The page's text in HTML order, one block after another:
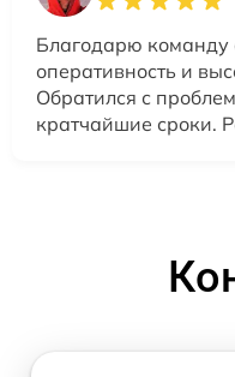
Благодарю команду
оперативность и
Обратился с
кратчайшие сроки.